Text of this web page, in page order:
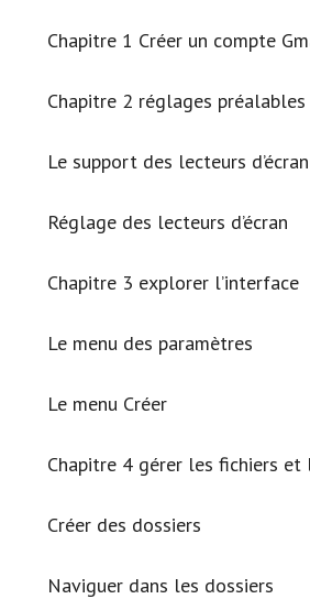
Chapitre 1 Créer un compte
Chapitre 2 réglages préalables
Le support des lecteurs d’écran
Réglage des lecteurs d’écran
Chapitre 3 explorer l’interface
Le menu des paramètres
Le menu Créer
Chapitre 4 gérer les fichiers et
Créer des dossiers
Naviguer dans les dossiers